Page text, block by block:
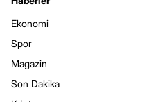
Ekonomi
Spor
Magazin
Son Dakika